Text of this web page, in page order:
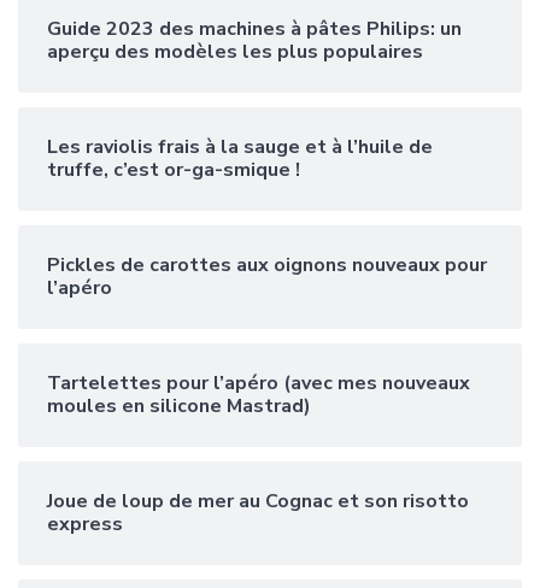
Guide 2023 des machines à pâtes Philips: un
aperçu des modèles les plus populaires
Les raviolis frais à la sauge et à l’huile de
truffe, c’est or-ga-smique !
Pickles de carottes aux oignons nouveaux pour
l’apéro
Tartelettes pour l’apéro (avec mes nouveaux
moules en silicone Mastrad)
Joue de loup de mer au Cognac et son risotto
express